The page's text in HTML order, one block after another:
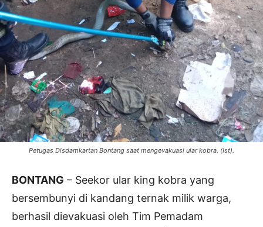
Petugas Disdamkartan Bontang saat mengevakuasi ular kobra. (Ist).
BONTANG – Seekor ular king kobra yang
bersembunyi di kandang ternak milik warga,
berhasil dievakuasi oleh Tim Pemadam